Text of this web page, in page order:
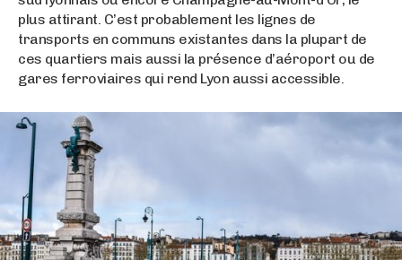
plus attirant. C’est probablement les lignes de
transports en communs existantes dans la plupart de
ces quartiers mais aussi la présence d’aéroport ou de
gares ferroviaires qui rend Lyon aussi accessible.